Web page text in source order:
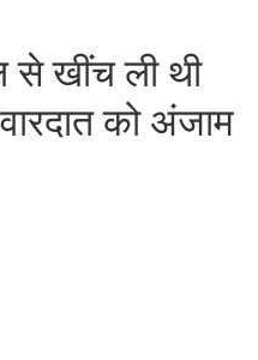
खींच ली थी
को अंजाम